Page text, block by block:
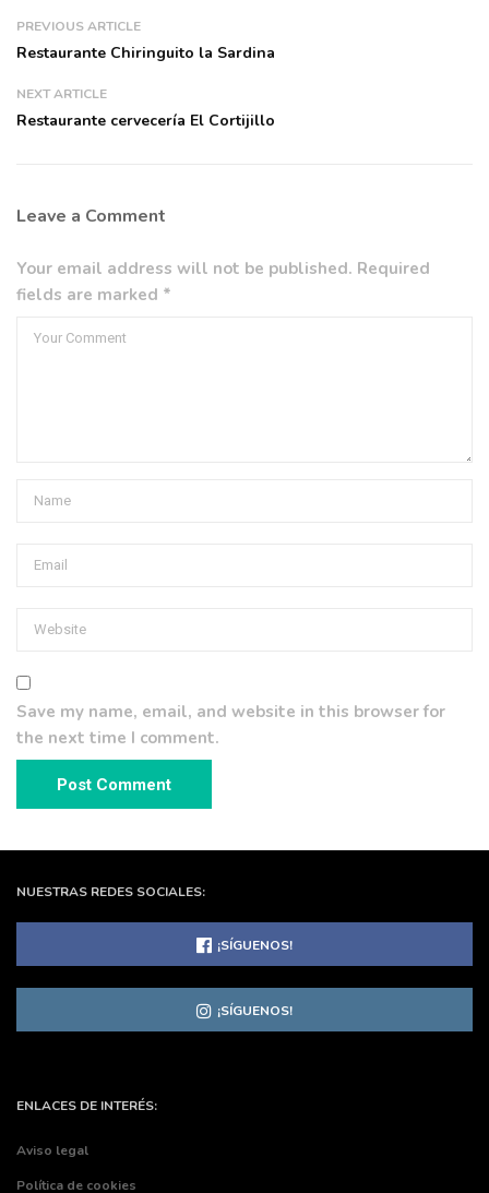
PREVIOUS ARTICLE
Restaurante Chiringuito la Sardina
NEXT ARTICLE
Restaurante cervecería El Cortijillo
Leave a Comment
Your email address will not be published. Required
fields are marked *
Save my name, email, and website in this browser for
the next time I comment.
NUESTRAS REDES SOCIALES:
¡SÍGUENOS!
¡SÍGUENOS!
ENLACES DE INTERÉS:
Aviso legal
Política de cookies